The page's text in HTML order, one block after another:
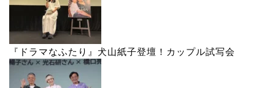
『ドラマなふたり』犬山紙子登壇！カップル試写会